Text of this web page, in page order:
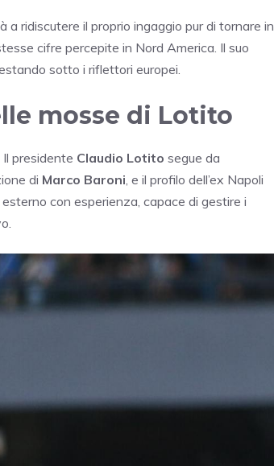
ridiscutere il proprio ingaggio pur di tornare in
cifre percepite in Nord America. Il suo
sotto i riflettori europei.
mosse di Lotito
. Il presidente Claudio Lotito segue da
di Marco Baroni , e il profilo dell’ex Napoli
con esperienza, capace di gestire i